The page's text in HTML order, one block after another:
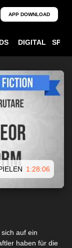
APP DOWNLOAD
DIGITAL
1:28:06
auf ein
haben für die